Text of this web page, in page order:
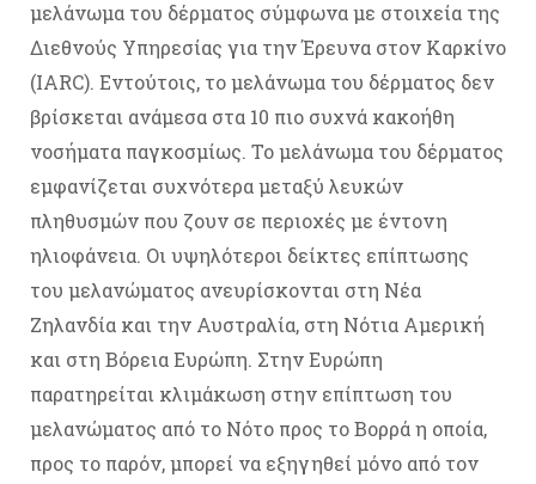
μελάνωμα του δέρματος σύμφωνα με στοιχεία της
Διεθνούς Υπηρεσίας για την Έρευνα στον Καρκίνο
(IARC). Εντούτοις, το μελάνωμα του δέρματος δεν
βρίσκεται ανάμεσα στα 10 πιο συχνά κακοήθη
νοσήματα παγκοσμίως. To μελάνωμα του δέρματος
εμφανίζεται συχνότερα μεταξύ λευκών
πληθυσμών που ζουν σε περιοχές με έντονη
ηλιοφάνεια. Οι υψηλότεροι δείκτες επίπτωσης
του μελανώματος ανευρίσκονται στη Νέα
Ζηλανδία και την Αυστραλία, στη Νότια Αμερική
και στη Βόρεια Ευρώπη. Στην Ευρώπη
παρατηρείται κλιμάκωση στην επίπτωση του
μελανώματος από το Νότο προς το Βορρά η οποία,
προς το παρόν, μπορεί να εξηγηθεί μόνο από τον